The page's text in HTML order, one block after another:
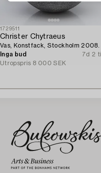
1729511
Christer Chytraeus
Vas, Konstfack, Stockholm 2008.
Inga bud
7d 2
Utropspris 8 000 SEK